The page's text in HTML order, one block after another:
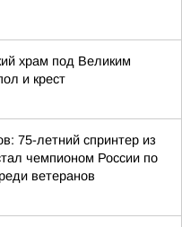
храм под Великим
и крест
75-летний спринтер из
чемпионом России по
ветеранов